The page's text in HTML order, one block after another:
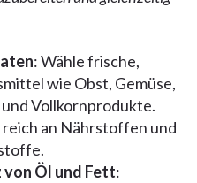
: Wähle frische,
wie Obst, Gemüse,
Vollkornprodukte.
reich an Nährstoffen und
von Öl und Fett: